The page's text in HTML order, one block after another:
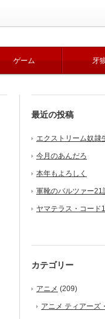
ゲーム 牙
最近の投稿
エクストリーム奴隷
今月のあんだろ
本年もよろしく
軍靴のバルツァー21
ヤマテラス・コード
カテゴリー
アニメ (209)
アニメ ティアーズ